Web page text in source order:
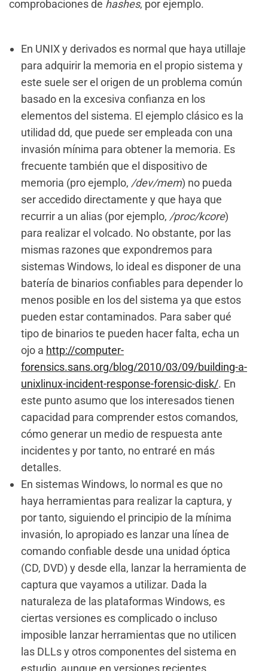
comprobaciones de hashes, por ejemplo.
En UNIX y derivados es normal que haya utillaje
para adquirir la memoria en el propio sistema y
este suele ser el origen de un problema común
basado en la excesiva confianza en los
elementos del sistema. El ejemplo clásico es la
utilidad dd, que puede ser empleada con una
invasión mínima para obtener la memoria. Es
frecuente también que el dispositivo de
memoria (pro ejemplo, /dev/mem) no pueda
ser accedido directamente y que haya que
recurrir a un alias (por ejemplo, /proc/kcore)
para realizar el volcado. No obstante, por las
mismas razones que expondremos para
sistemas Windows, lo ideal es disponer de una
batería de binarios confiables para depender lo
menos posible en los del sistema ya que estos
pueden estar contaminados. Para saber qué
tipo de binarios te pueden hacer falta, echa un
ojo a http://computer-
forensics.sans.org/blog/2010/03/09/building-a-
unixlinux-incident-response-forensic-disk/. En
este punto asumo que los interesados tienen
capacidad para comprender estos comandos,
cómo generar un medio de respuesta ante
incidentes y por tanto, no entraré en más
detalles.
En sistemas Windows, lo normal es que no
haya herramientas para realizar la captura, y
por tanto, siguiendo el principio de la mínima
invasión, lo apropiado es lanzar una línea de
comando confiable desde una unidad óptica
(CD, DVD) y desde ella, lanzar la herramienta de
captura que vayamos a utilizar. Dada la
naturaleza de las plataformas Windows, es
ciertas versiones es complicado o incluso
imposible lanzar herramientas que no utilicen
las DLLs y otros componentes del sistema en
estudio, aunque en versiones recientes